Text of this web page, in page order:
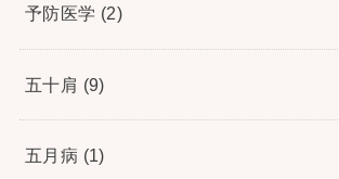
予防医学 (2)
五十肩 (9)
五月病 (1)